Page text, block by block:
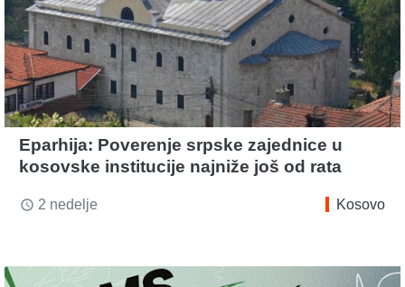
Eparhija: Poverenje srpske zajednice u
kosovske institucije najniže još od rata
access_time 2 nedelje Kosovo